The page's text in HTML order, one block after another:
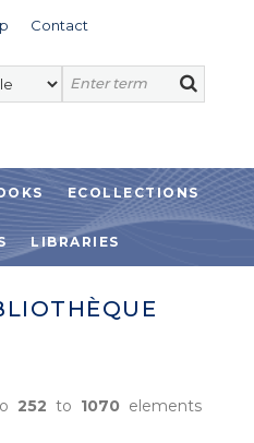
Contact
ECOLLECTIONS
LIBRARIES
252 to 1070 elements